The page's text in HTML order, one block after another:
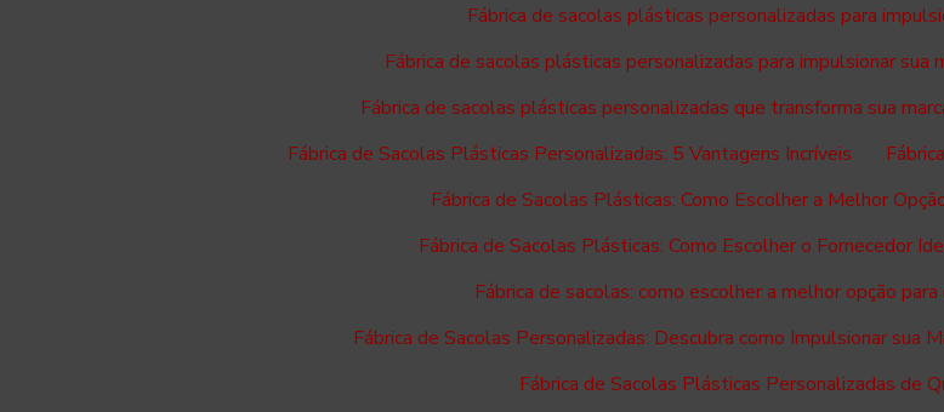
Fábrica de sacolas plásticas personalizadas para
Fábrica de sacolas plásticas personalizadas para impulsionar sua
Fábrica de sacolas plásticas personalizadas que transforma sua
Fábrica de Sacolas Plásticas Personalizadas: 5 Vantagens Incríveis
Fábrica de Sacolas Plásticas: Como Escolher a Melhor
Fábrica de Sacolas Plásticas: Como Escolher o Fornecedor
Fábrica de sacolas: como escolher a melhor opção
Fábrica de Sacolas Personalizadas: Descubra como Impulsionar sua
Fábrica de Sacolas Plásticas Personalizadas de